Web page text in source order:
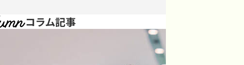
コラム記事